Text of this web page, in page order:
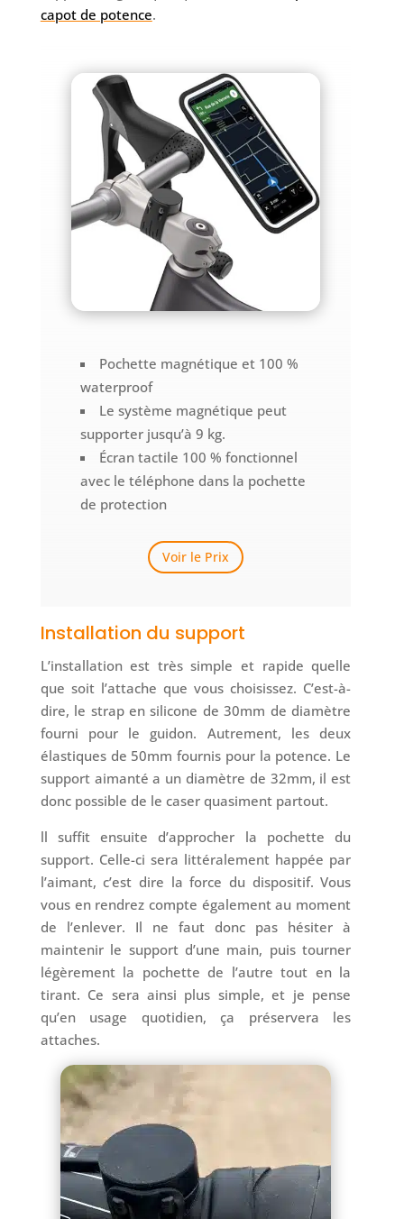
capot de potence.
Pochette magnétique et 100 %
waterproof
Le système magnétique peut
supporter jusqu’à 9 kg.
Écran tactile 100 % fonctionnel
avec le téléphone dans la pochette
de protection
Voir le Prix
Installation du support
L’installation est très simple et rapide quelle
que soit l’attache que vous choisissez. C’est-à-
dire, le strap en silicone de 30mm de diamètre
fourni pour le guidon. Autrement, les deux
élastiques de 50mm fournis pour la potence. Le
support aimanté a un diamètre de 32mm, il est
donc possible de le caser quasiment partout.
ll suffit ensuite d’approcher la pochette du
support. Celle-ci sera littéralement happée par
l’aimant, c’est dire la force du dispositif. Vous
vous en rendrez compte également au moment
de l’enlever. Il ne faut donc pas hésiter à
maintenir le support d’une main, puis tourner
légèrement la pochette de l’autre tout en la
tirant. Ce sera ainsi plus simple, et je pense
qu’en usage quotidien, ça préservera les
attaches.